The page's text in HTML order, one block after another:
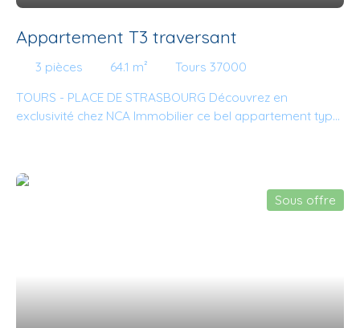
Appartement T3 traversant
3 pièces 64.1 m²
Tours 37000
TOURS - PLACE DE STRASBOURG Découvrez en
exclusivité chez NCA Immobilier ce bel appartement type
ascenseur, garage individuel fermé, place de parking
privée, une cave et un balcon. Il est composé de deux
chambres dont une exploitée en salon actuellement, une
Sous offre